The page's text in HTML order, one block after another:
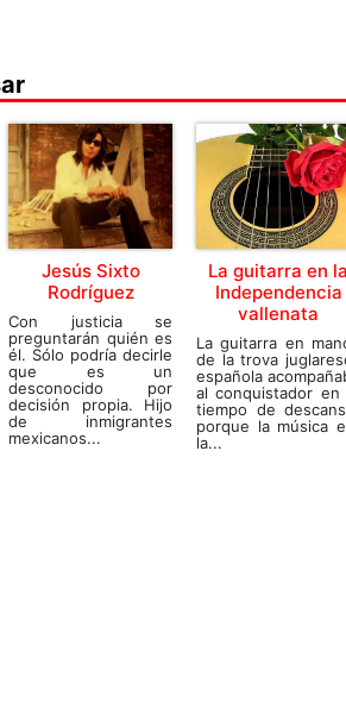
Jesús Sixto
Rodríguez
Con justicia se
preguntarán quién es
él. Sólo podría decirle
que es un
desconocido por
decisión propia. Hijo
de inmigrantes
mexicanos...
La guitarra en la
Independencia
vallenata
La guitarra en
de la trova
española
al conquistador en
tiempo de
porque la música
la...